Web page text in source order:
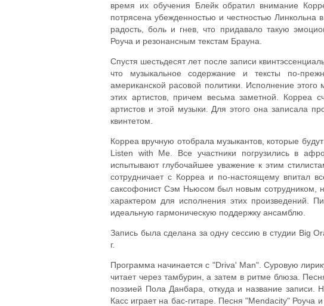
время их обучения Блейк обратил внимание
потрясена убежденностью и честностью Линкольна
радость, боль и гнев, что придавало такую
Роуча и резонансным текстам Брауна.
Спустя шестьдесят лет после записи
что музыкальное содержание и тексты по-
американской расовой политики. Исполнение
этих артистов, причем весьма заметной. Корреа
артистов и этой музыки. Для этого она записала
квинтетом.
Корреа вручную отобрала музыкантов, которые
Listen with Me. Все участники погрузились в
испытывают глубочайшее уважение к этим
сотрудничает с Корреа и по-настоящему впитал
саксофонист Сэм Ньюсом был новым сотрудником,
характером для исполнения этих произведений.
идеальную гармоническую поддержку ансамблю.
Запись была сделана за одну сессию в студии Big
г.
Программа начинается с "Driva' Man". Суровую
читает через тамбурин, а затем в ритме блюза.
поэзией Пола Данбара, откуда и название
Касс играет на бас-гитаре. Песня "Mendacity"